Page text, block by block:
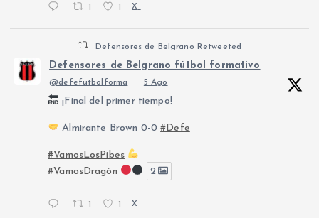
1 1 X
Defensores de Belgrano Retweeted
Defensores de Belgrano fútbol formativo
@defefutbolforma · 5 Ago
¡Final del primer tiempo!
Almirante Brown 0-0#Defe
#VamosLosPibes
#VamosDragón
2
X